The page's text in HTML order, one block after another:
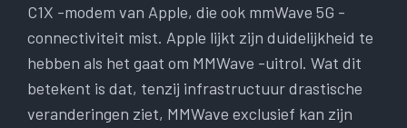
C1X -modem van Apple, die ook mmWave 5G -
connectiviteit mist. Apple lijkt zijn duidelijkheid te
hebben als het gaat om MMWave -uitrol. Wat dit
betekent is dat, tenzij infrastructuur drastische
veranderingen ziet, MMWave exclusief kan zijn